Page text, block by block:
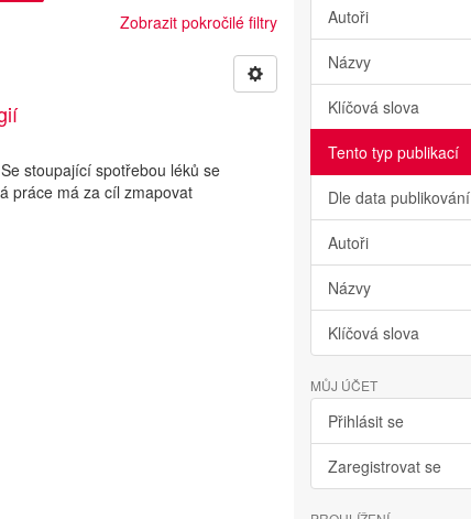
Zobrazit pokročilé filtry
stoupající spotřebou léků se
práce má za cíl zmapovat
Autoři
Názvy
Klíčová slova
Tento typ publikací
Dle data publikování
Autoři
Názvy
Klíčová slova
MŮJ ÚČET
Přihlásit se
Zaregistrovat se